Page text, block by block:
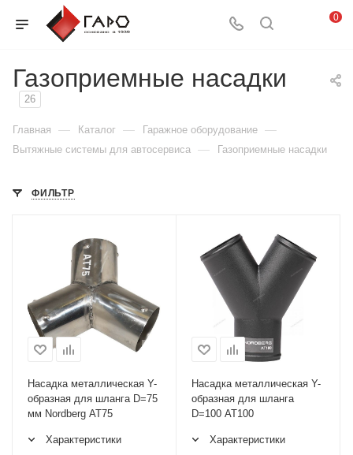
0
Газоприемные насадки
26
Главная — Каталог — Гаражное оборудование —
Вытяжные системы для автосервиса — Газоприемные насадки
ФИЛЬТР
Насадка металлическая Y-
образная для шланга D=75
мм Nordberg AT75
Характеристики
Насадка металлическая Y-
образная для шланга
D=100 AT100
Характеристики